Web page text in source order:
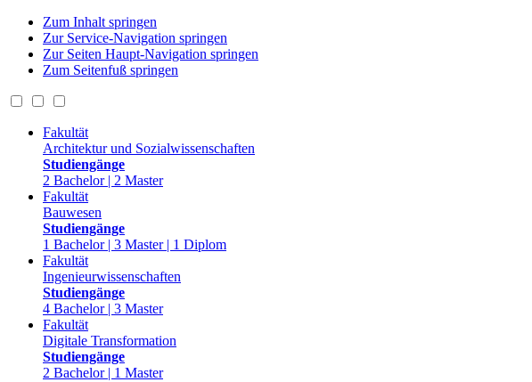
Zum Inhalt springen
Zur Service-Navigation springen
Zur Seiten Haupt-Navigation springen
Zum Seitenfuß springen
Fakultät
Architektur und Sozialwissenschaften
Studiengänge
2 Bachelor | 2 Master
Fakultät
Bauwesen
Studiengänge
1 Bachelor | 3 Master | 1 Diplom
Fakultät
Ingenieurwissenschaften
Studiengänge
4 Bachelor | 3 Master
Fakultät
Digitale Transformation
Studiengänge
2 Bachelor | 1 Master